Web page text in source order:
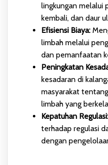
lingkungan melalui
kembali, dan daur
Efisiensi Biaya:
limbah melalui
dan pemanfaatan
Peningkatan
kesadaran di
masyarakat
limbah yang
Kepatuhan Regulasi:
terhadap regulasi
dengan